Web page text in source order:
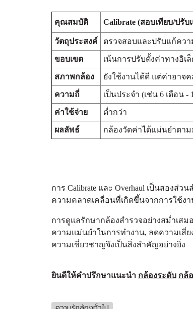
คุณสมบัติ Calibrate (สอบเทียบ/ปรับ
วัตถุประสงค์ ตรวจสอบและปรับแก้คว
ขอบเขต เน้นการปรับตั้งค่าทางอิเ
สภาพกล้อง ยังใช้งานได้ดี แต่ค่าอาจ
ความถี่ เป็นประจำ (เช่น 6 เดือน -
ค่าใช้จ่าย ต่ำกว่า
ผลลัพธ์ กล้องวัดค่าได้แม่นยำตา
การ Calibrate และ Overhaul เป็นสอง
ความคลาดเคลื่อนที่เกิดขึ้นจากการใช้ง
การดูแลรักษากล้องสำรวจอย่างสม่ำเส
ความแม่นยำในการทำงาน, ลดความเสี่
ความเชี่ยวชาญจึงเป็นสิ่งสำคัญอย่างยิ่ง
ยินดีให้คำปรึกษาแนะนำ กล้องระดับ กล้